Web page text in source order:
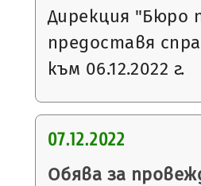
Дирекция "Бюро
предоставя
към 06.12.2022 г.
07.12.2022
Обява за